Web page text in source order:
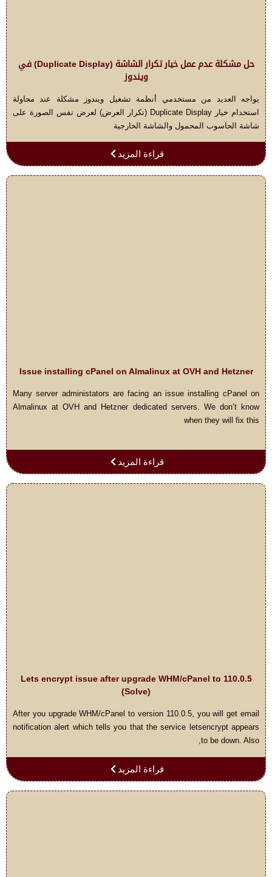
حل مشكلة عدم عمل خيار تكرار الشاشة (Duplicate Display) في
ويندوز
يواجه العديد من مستخدمي أنظمة تشغيل ويندوز مشكلة عند محاولة
استخدام خيار Duplicate Display (تكرار العرض) لعرض نفس الصورة على
شاشة الحاسوب المحمول والشاشة الخارجية
قراءة المزيد
Issue installing cPanel on Almalinux at OVH and Hetzner
Many server administators are facing an issue installing cPanel on
Almalinux at OVH and Hetzner dedicated servers. We don’t know
when they will fix this
قراءة المزيد
Lets encrypt issue after upgrade WHM/cPanel to 110.0.5
(Solve)
After you upgrade WHM/cPanel to version 110.0.5, you will get email
notification alert which tells you that the service letsencrypt appears
to be down. Also,
قراءة المزيد